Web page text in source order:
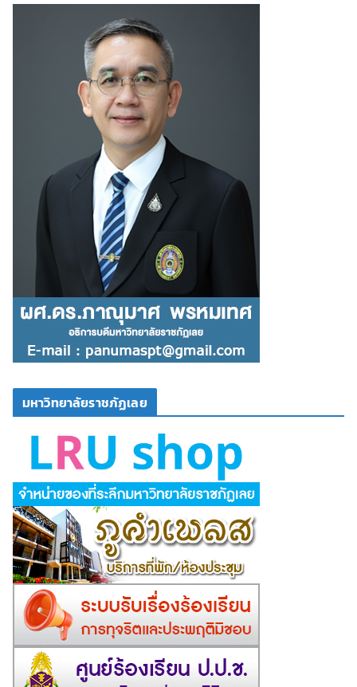
มหาวิทยาลัยราชภัฏเลย